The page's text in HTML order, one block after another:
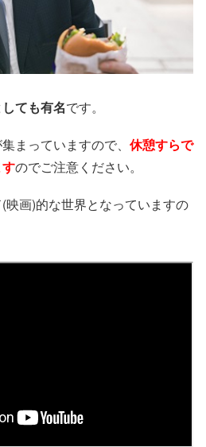
ても有名です。
まっていますので、 休憩すらで
のでご注意ください。
映画)的な世界となっていますの